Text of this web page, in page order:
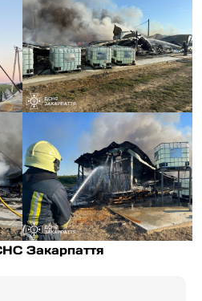
Закарпаття